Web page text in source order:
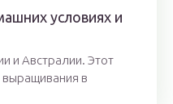
условиях и
и Австралии. Этот
в